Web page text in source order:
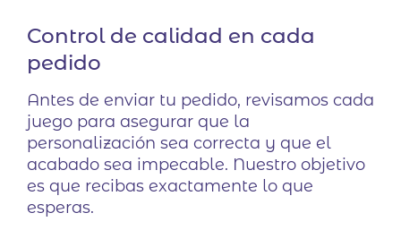
Control de calidad en cada
pedido
Antes de enviar tu pedido, revisamos cada
juego para asegurar que la
personalización sea correcta y que el
acabado sea impecable. Nuestro objetivo
es que recibas exactamente lo que
esperas.